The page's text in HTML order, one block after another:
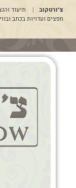
לתוכן
צ׳ורטקוב
תיעוד
חפצים ועדויות בכתב